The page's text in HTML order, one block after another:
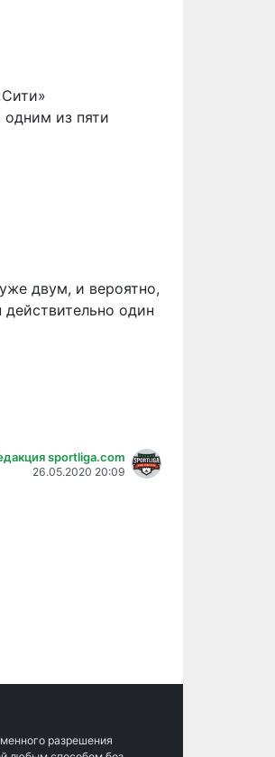
одним из пяти
двум, и вероятно,
один
sportliga.com
26.05.2020 20:09
разрешения